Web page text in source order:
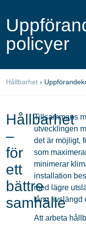
policyer
Hållbarhet ›
Hållbarhet
–
för
ett
bättre
samhälle
Tillsammans
utvecklingen
det är möjligt,
som
minimerar
installation
med lägre
lång livslängd
Att arbeta